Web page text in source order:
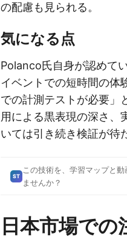
の配慮も見られる。
気になる点
Polanco氏自身が認めて
イベントでの短時間の体
での計測テストが必要」
用による黒表現の深さ、
いては引き続き検証が待
ST
この技術を、学習マップと
ませんか？
日本市場での